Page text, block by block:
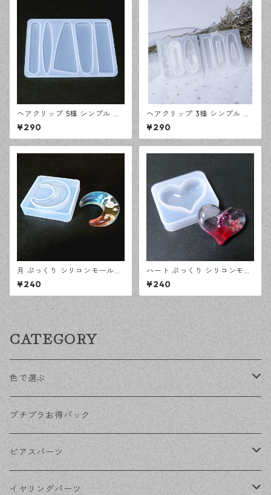
ヘアクリップ 5種 シンプル シ
リコンモールド レジン型 モー
ルド ハンドメイド 資材【en工
房】
¥290
ヘアクリップ 3種 シンプル シ
リコンモールド レジン型 モー
ルド ハンドメイド 資材【en工
房】
¥290
月 ぷっくり シリコンモールド
立体 レジン型 オルゴナイト モ
ールド ハンドメイド 資材【en
工房】
¥240
ハート ぷっくり シリコンモー
ルド 立体 レジン型 オルゴナイ
ト モールド ハンドメイド 資材
【en工房】
¥240
CATEGORY
色で選ぶ
KCゴールド
ゴールド
シルバー
プチプラお得パック
ピアスパーツ
ポストピアス
イヤリングパーツ